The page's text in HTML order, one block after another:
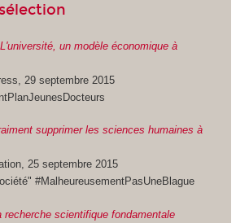
un modèle économique à
29 septembre 2015
supprimer les sciences humaines à
25 septembre 2015
#MalheureusementPasUneBlague
recherche scientifique fondamentale